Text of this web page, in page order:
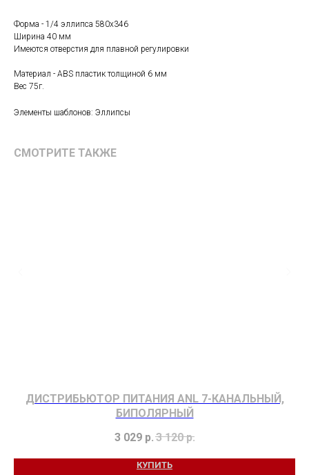
Форма - 1/4 эллипса 580х346
Ширина 40 мм
Имеются отверстия для плавной регулировки
Материал - ABS пластик толщиной 6 мм
Вес 75г.
Элементы шаблонов: Эллипсы
СМОТРИТЕ ТАКЖЕ
ДИСТРИБЬЮТОР ПИТАНИЯ ANL 7-КАНАЛЬНЫЙ,
БИПОЛЯРНЫЙ
3 029 р.3 120 р.
КУПИТЬ